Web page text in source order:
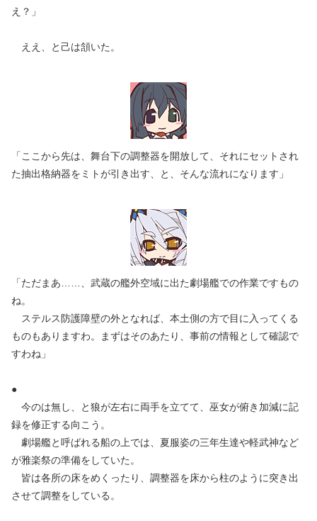
え？」
ええ、と己は頷いた。
「ここから先は、舞台下の調整器を開放して、それにセットされ
た抽出格納器をミトが引き出す、と、そんな流れになります」
「ただまあ……、武蔵の艦外空域に出た劇場艦での作業ですもの
ね。
ステルス防護障壁の外となれば、本土側の方で目に入ってくる
ものもありますわ。まずはそのあたり、事前の情報として確認で
すわね」
●
今のは無し、と狼が左右に両手を立てて、巫女が俯き加減に記
録を修正する向こう。
劇場艦と呼ばれる船の上では、夏服姿の三年生達や軽武神など
が雅楽祭の準備をしていた。
皆は各所の床をめくったり、調整器を床から柱のように突き出
させて調整をしている。